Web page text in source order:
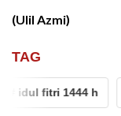
(Ulil Azmi)
TAG
idul fitri 1444 h